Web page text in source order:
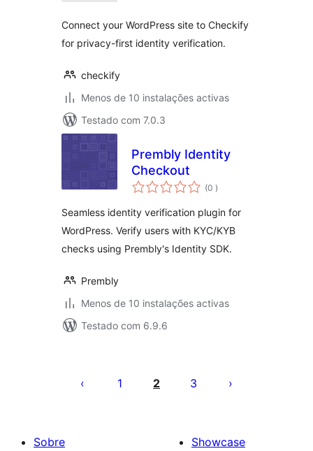
Connect your WordPress site to Checkify
for privacy-first identity verification.
checkify
Menos de 10 instalações activas
Testado com 7.0.3
Prembly Identity
Checkout
(0 classificações
)
Seamless identity verification plugin for
WordPress. Verify users with KYC/KYB
checks using Prembly's Identity SDK.
Prembly
Menos de 10 instalações activas
Testado com 6.9.6
dos
1 2 3
Sobre
Showcase